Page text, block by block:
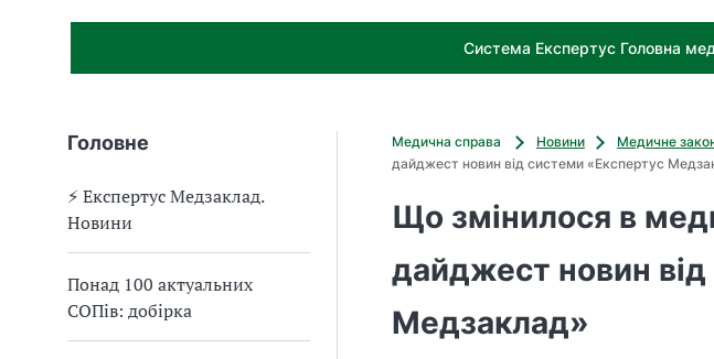
Система Експертус Головна
Головне
⚡️ Експертус Медзаклад.
Новини
Понад 100 актуальних
СОПів: добірка
Медична справа Новини Медичне
дайджест новин від системи «Експертус
Що змінилося в
дайджест новин
Медзаклад»